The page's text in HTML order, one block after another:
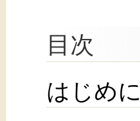
目次
はじめに